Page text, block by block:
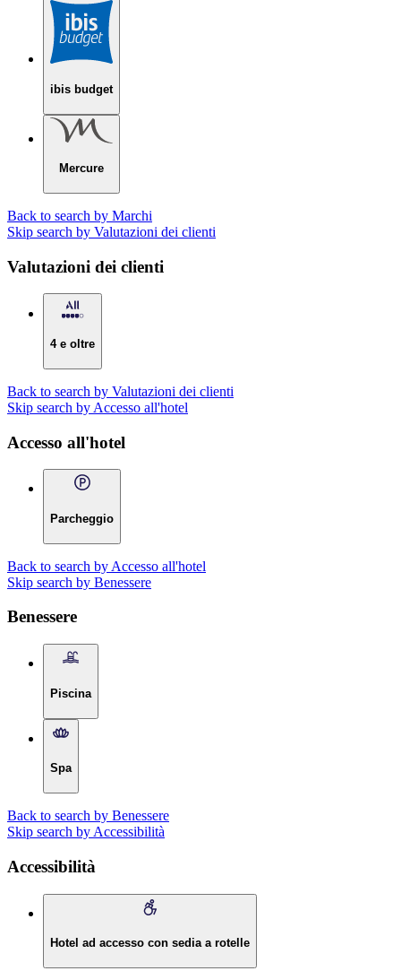
ibis budget
Mercure
Back to search by Marchi
Skip search by Valutazioni dei clienti
Valutazioni dei clienti
4 e oltre
Back to search by Valutazioni dei clienti
Skip search by Accesso all'hotel
Accesso all'hotel
Parcheggio
Back to search by Accesso all'hotel
Skip search by Benessere
Benessere
Piscina
Spa
Back to search by Benessere
Skip search by Accessibilità
Accessibilità
Hotel ad accesso con sedia a rotelle